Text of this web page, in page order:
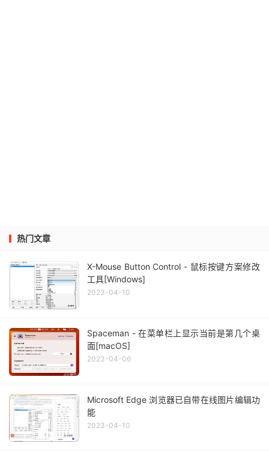
热门文章
X-Mouse Button Control - 鼠标按键方案修改
工具[Windows]
2023-04-10
Spaceman - 在菜单栏上显示当前是第几个桌
面[macOS]
2023-04-06
Microsoft Edge 浏览器已自带在线图片编辑功
能
2023-04-10